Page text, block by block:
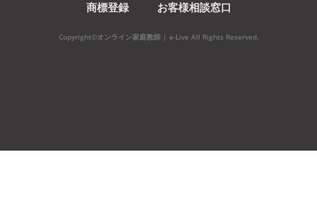
商標登録
お客様相談窓口
Copyright©オンライン家庭教師 | e-Live All Rights Reserved.